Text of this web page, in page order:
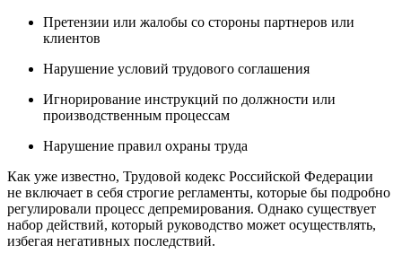
Претензии или жалобы со стороны партнеров или
клиентов
Нарушение условий трудового соглашения
Игнорирование инструкций по должности или
производственным процессам
Нарушение правил охраны труда
Как уже известно, Трудовой кодекс Российской Федерации
не включает в себя строгие регламенты, которые бы подробно
регулировали процесс депремирования. Однако существует
набор действий, который руководство может осуществлять,
избегая негативных последствий.